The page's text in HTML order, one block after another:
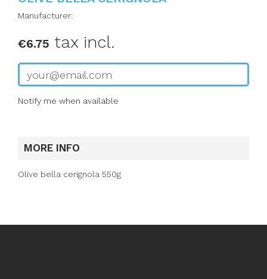
Manufacturer:
€6.75 tax incl.
Notify me when available
MORE INFO
Olive bella cerignola 550g